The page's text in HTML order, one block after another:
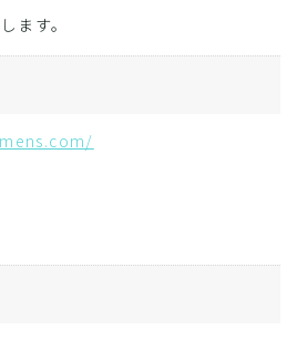
ます。